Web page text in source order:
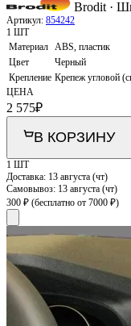
Brodit ·
Артикул: 854242
1 ШТ
Материал ABS, пластик
Цвет
Черный
Крепление Крепеж угловой
ЦЕНА
2 575₽
В КОРЗИНУ
1 ШТ
Доставка: 13 августа (чт)
Самовывоз: 13 августа (чт)
300 ₽ (бесплатно от 7000 ₽)